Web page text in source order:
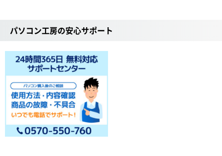
パソコン工房の安心サポート